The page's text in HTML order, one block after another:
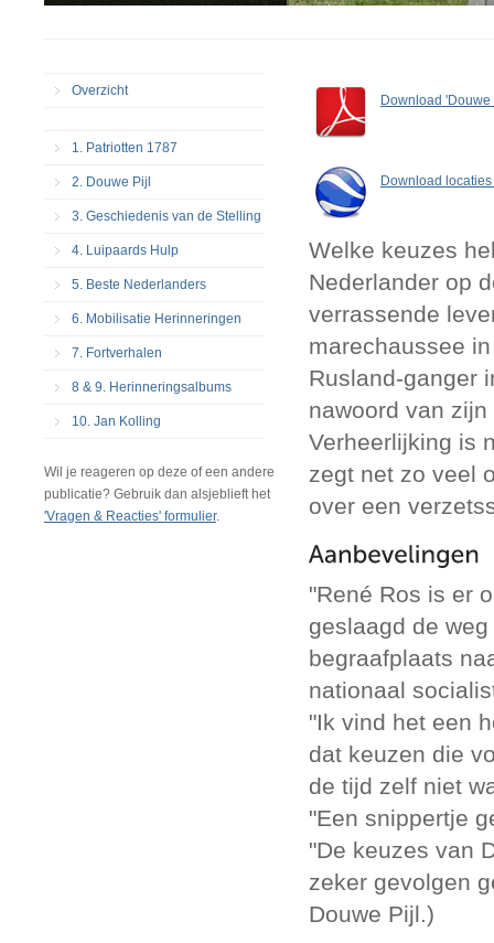
Overzicht
1. Patriotten 1787
2. Douwe Pijl
3. Geschiedenis van de Stelling
4. Luipaards Hulp
5. Beste Nederlanders
6. Mobilisatie Herinneringen
7. Fortverhalen
8 & 9. Herinneringsalbums
10. Jan Kolling
Wil je reageren op deze of een andere
publicatie? Gebruik dan alsjeblieft het
'Vragen & Reacties' formulier.
Download 'Douwe
Download
Welke keuzes
Nederlander op
verrassende
marechaussee
Rusland-ganger
nawoord van
Verheerlijking is
zegt net zo veel
over een
"René Ros is er
geslaagd de
begraafplaats
nationaal
"Ik vind het een
dat keuzen die
de tijd zelf niet
"Een snippertje
"De keuzes van
zeker gevolgen
Douwe Pijl.)